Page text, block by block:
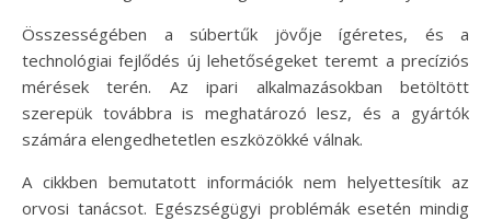
Összességében a súbertűk jövője ígéretes, és a
technológiai fejlődés új lehetőségeket teremt a precíziós
mérések terén. Az ipari alkalmazásokban betöltött
szerepük továbbra is meghatározó lesz, és a gyártók
számára elengedhetetlen eszközökké válnak.
A cikkben bemutatott információk nem helyettesítik az
orvosi tanácsot. Egészségügyi problémák esetén mindig